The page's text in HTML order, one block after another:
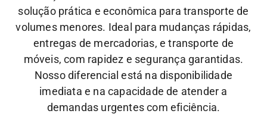
solução prática e econômica para transporte de
volumes menores. Ideal para mudanças rápidas,
entregas de mercadorias, e transporte de
móveis, com rapidez e segurança garantidas.
Nosso diferencial está na disponibilidade
imediata e na capacidade de atender a
demandas urgentes com eficiência.